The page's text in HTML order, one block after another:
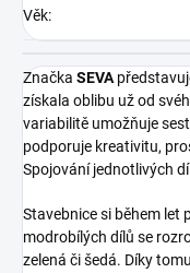
Věk:
Značka SEVA
získala oblibu už od
variabilitě umožňuje
podporuje kreativitu,
Spojování jednotlivých
Stavebnice si během let
modrobílých dílů se
zelená či šedá. Díky